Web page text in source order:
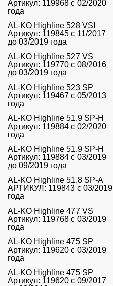
Артикул: 119968 с 02/2020
года
AL-KO Highline 528 VSI
Артикул: 119845 с 11/2017
до 03/2019 года
AL-KO Highline 527 VS
Артикул: 119770 с 08/2016
до 03/2019 года
AL-KO Highline 523 SP
Артикул: 119467 с 05/2013
года
AL-KO Highline 51.9 SP-H
Артикул: 119884 с 02/2020
года
AL-KO Highline 51.9 SP-H
Артикул: 119884 с 03/2019
до 09/2019 года
AL-KO Highline 51.8 SP-A
АРТИКУЛ: 119843 с 03/2019
года
AL-KO Highline 477 VS
Артикул: 119768 с 03/2019
года
AL-KO Highline 475 SP
Артикул: 119620 с 03/2019
года
AL-KO Highline 475 SP
Артикул: 119620 с 09/2017